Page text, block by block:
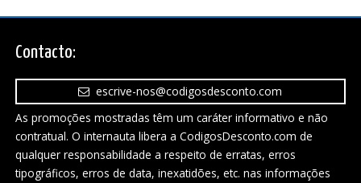
Contacto:
escrive-nos@codigosdesconto.com
As promoções mostradas têm um caráter informativo e não
contratual. O internauta libera a CodigosDesconto.com de
qualquer responsabilidade a respeito de erratas, erros
tipográficos, erros de data, inexatidões, etc. nas informações